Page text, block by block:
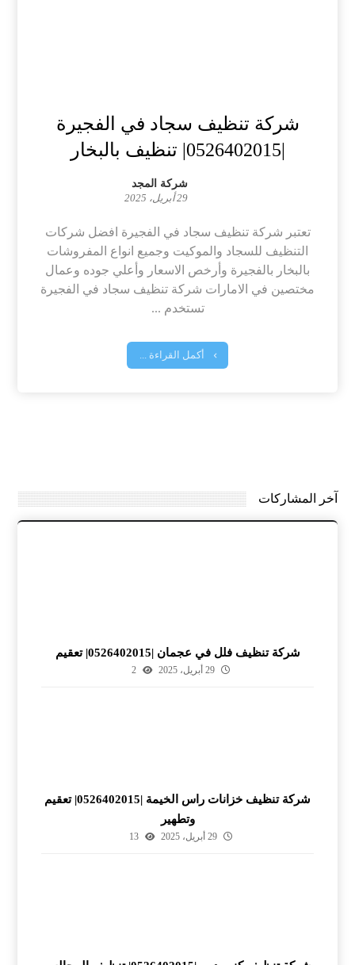
شركة تنظيف سجاد في الفجيرة
شركة المجد
29 أبريل، 2025
تعتبر شركة تنظيف سجاد في الفجيرة افضل شركات
التنظيف للسجاد والموكيت وجميع انواع المفروشات
بالبخار بالفجيرة وأرخص الاسعار وأعلي جوده وعمال
مختصين في الامارات شركة تنظيف سجاد في الفجيرة
تستخدم ...
أكمل القراءة ...
آخر المشاركات
شركة تنظيف فلل في عجمان |0526402015| تعقيم
29 أبريل، 2025 2
شركة تنظيف خزانات راس الخيمة |0526402015| تعقيم
وتطهير
29 أبريل، 2025 13